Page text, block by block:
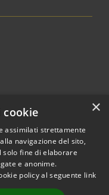
© 2026 • Comune di
Gradoli • Powered by
×
assimilati strettamente
navigazione del sito,
solo fine di elaborare
e anonime.
policy al seguente link